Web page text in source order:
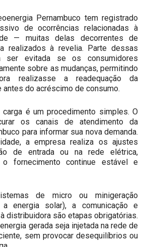
Pernambuco tem registrado
de ocorrências relacionadas à
— muitas delas decorrentes de
realizados à revelia. Parte dessas
ser evitada se os consumidores
sobre as mudanças, permitindo
realizasse a readequação da
antes do acréscimo de consumo.
carga é um procedimento simples. O
os canais de atendimento da
para informar sua nova demanda.
a empresa realiza os ajustes
de entrada ou na rede elétrica,
o fornecimento continue estável e
de micro ou minigeração
energia solar), a comunicação e
distribuidora são etapas obrigatórias.
gerada seja injetada na rede de
sem provocar desequilíbrios ou